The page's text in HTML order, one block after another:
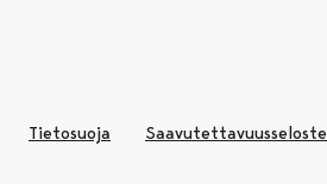
Tietosuoja Saavutettavuusseloste